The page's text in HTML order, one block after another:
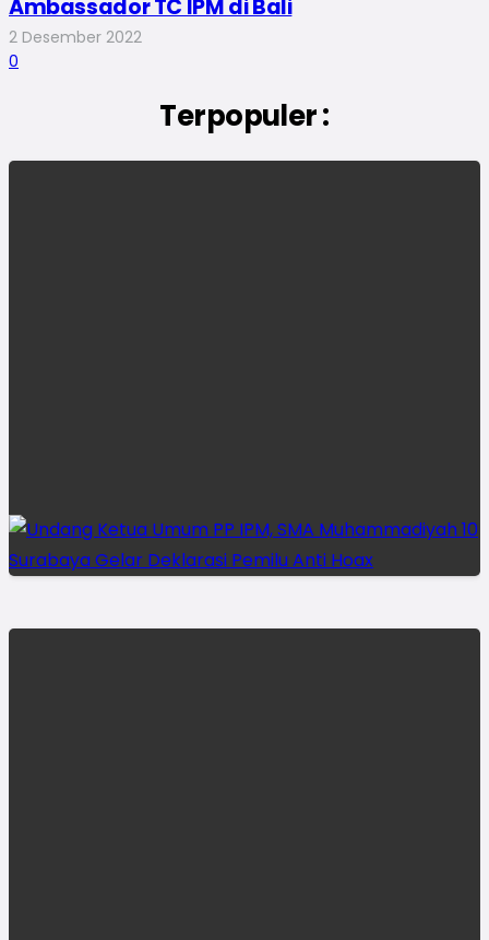
Ambassador TC IPM di Bali
2 Desember 2022
0
Terpopuler :